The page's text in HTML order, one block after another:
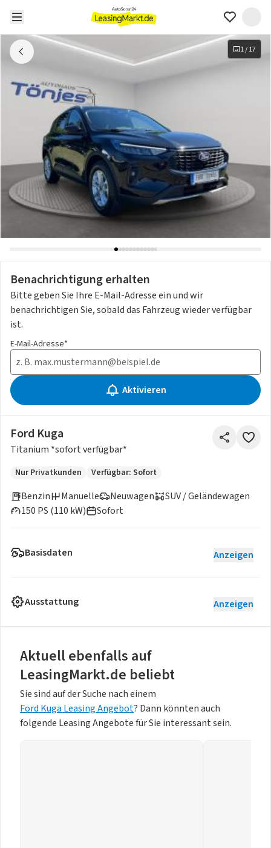
1/17
Benachrichtigung erhalten
Bitte geben Sie Ihre E-Mail-Adresse ein und wir
benachrichtigen Sie, sobald das Fahrzeug wieder verfügbar
ist.
E-Mail-Adresse*
Aktivieren
Ford Kuga
Titanium *sofort verfügbar*
Nur Privatkunden Verfügbar: Sofort
Benzin
Neuwagen
150 PS (110 kW)
Manuelle
SUV / Geländewagen
Sofort
Basisdaten Anzeigen
Ausstattung Anzeigen
Aktuell ebenfalls auf
LeasingMarkt.de beliebt
Sie sind auf der Suche nach einem
Ford Kuga Leasing Angebot? Dann könnten auch
folgende Leasing Angebote für Sie interessant sein.